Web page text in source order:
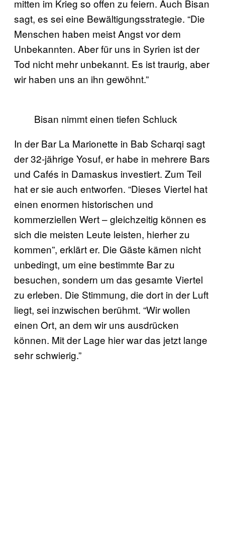
mitten im Krieg so offen zu feiern. Auch Bisan
sagt, es sei eine Bewältigungsstrategie. “Die
Menschen haben meist Angst vor dem
Unbekannten. Aber für uns in Syrien ist der
Tod nicht mehr unbekannt. Es ist traurig, aber
wir haben uns an ihn gewöhnt.”
Bisan nimmt einen tiefen Schluck
In der Bar La Marionette in Bab Scharqi sagt
der 32-jährige Yosuf, er habe in mehrere Bars
und Cafés in Damaskus investiert. Zum Teil
hat er sie auch entworfen. “Dieses Viertel hat
einen enormen historischen und
kommerziellen Wert – gleichzeitig können es
sich die meisten Leute leisten, hierher zu
kommen”, erklärt er. Die Gäste kämen nicht
unbedingt, um eine bestimmte Bar zu
besuchen, sondern um das gesamte Viertel
zu erleben. Die Stimmung, die dort in der Luft
liegt, sei inzwischen berühmt. “Wir wollen
einen Ort, an dem wir uns ausdrücken
können. Mit der Lage hier war das jetzt lange
sehr schwierig.”